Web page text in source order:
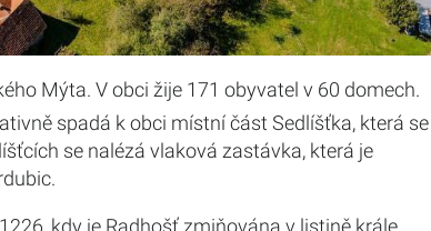
Mýta. V obci žije 171 obyvatel v 60 domech.
spadá k obci místní část Sedlíšťka, která se
se nalézá vlaková zastávka, která je